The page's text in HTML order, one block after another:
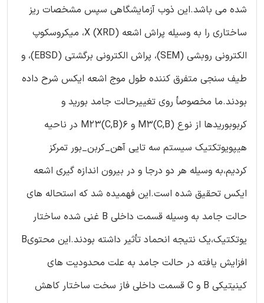
شده می باشد.این ذوب آزمایشگاهی سپس مشخصات ریز
ساختاری را به وسیله پراش اشعه (X (XRD، میکروسکوپ
الکترونی روبشی (SEM)، پراش الکترونی برگشتی (EBSD)، و
طیف سنجی متفرق کننده طول موج اشعه ایکس شرح داده
بودند.ما مخصوصأ روی تغییرحالت جامد بورید و
کربوبوریدها از نوع (M3(C,B و M23(C,B)6 در ناحیه
هیپویوتکتیک سیستم سه تایی آهن_کربن_بور تمرکز
کردیم،به وسیله هر دو درجا و در بیرون اندازه گیری اشعه
ایکس تحقیق شده است.این فهمیده شد که استحاله های
حالت جامد به وسیله قسمت داخلی B غنی شده ساختار
یوتکتیک،یک نتیجه انحماد تأثیر داشته بودند.این محتویB
افزایش یافته در حالت جامد به علت محدودیت های
کینیتیکی B و C قسمت داخلی فاز سخت ساختار کاهش